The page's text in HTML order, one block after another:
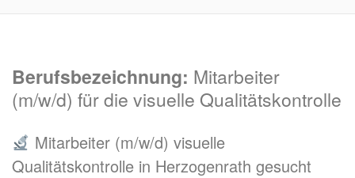
Berufsbezeichnung: Mitarbeiter
(m/w/d) für die visuelle Qualitätskontrolle
Mitarbeiter (m/w/d) visuelle
Qualitätskontrolle in Herzogenrath gesucht